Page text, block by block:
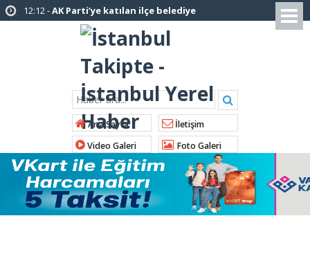
12:12 -AK Parti’ye katılan ilçe belediye
başkanlarından İl Başkanı Özdemir’e ziyaret
Bingöl’den İBB’ye tepki
İstanbul Emniyet Müdürlüğünden
“Gök Kubbe’de, Mavi Vatan’da, Şanlı Topraklarda:
İstanbul Emniyeti Her Yerde” paylaşımı
19:26 -Çekmeköy Belediye Başkanı Orhan
Çerkez AK Parti’ye katıldı
16:56 -İstanbul’da 4 CHP’li belediye başkanı
AK Parti’ye katılıyor
Ana Sayfa
İletişim
Video Galeri
Foto Galeri